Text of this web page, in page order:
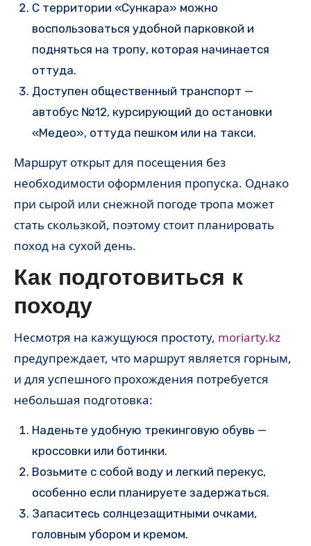
С территории «Сункара» можно
воспользоваться удобной парковкой и
подняться на тропу, которая начинается
оттуда.
Доступен общественный транспорт —
автобус №12, курсирующий до остановки
«Медео», оттуда пешком или на такси.
Маршрут открыт для посещения без
необходимости оформления пропуска. Однако
при сырой или снежной погоде тропа может
стать скользкой, поэтому стоит планировать
поход на сухой день.
Как подготовиться к
походу
Несмотря на кажущуюся простоту, moriarty.kz
предупреждает, что маршрут является горным,
и для успешного прохождения потребуется
небольшая подготовка:
Наденьте удобную трекинговую обувь —
кроссовки или ботинки.
Возьмите с собой воду и легкий перекус,
особенно если планируете задержаться.
Запаситесь солнцезащитными очками,
головным убором и кремом.